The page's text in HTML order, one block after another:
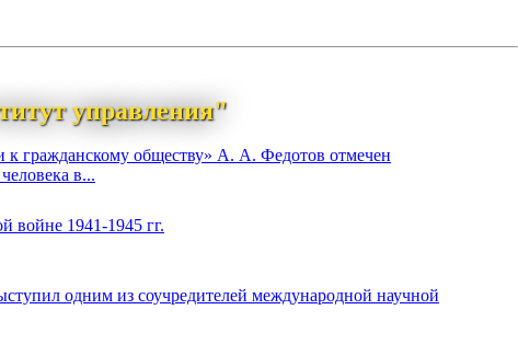
управления"
к гражданскому обществу» А. А. Федотов отмечен
в...
войне 1941-1945 гг.
одним из соучредителей международной научной